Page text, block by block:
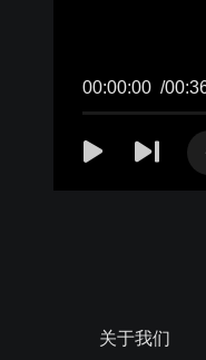
00:00:00 /
关于我们